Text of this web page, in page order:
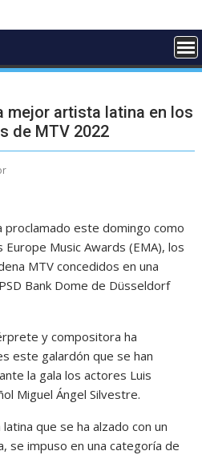
mejor artista latina en los
de MTV 2022
proclamado este domingo como
Music Awards (EMA), los
MTV concedidos en una
Bank Dome de Düsseldorf
y compositora ha
este galardón que se han
la gala los actores Luis
Miguel Ángel Silvestre.
que se ha alzado con un
se impuso en una categoría de